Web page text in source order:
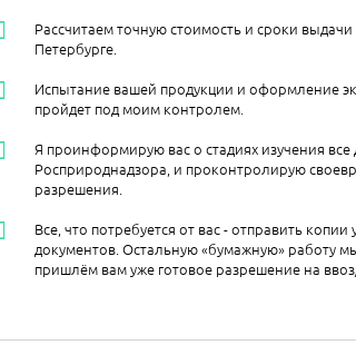
Рассчитаем точную стоимость и сроки
Петербурге.
Испытание вашей продукции и оформление
пройдет под моим контролем.
Я проинформирую вас о стадиях изучения
Росприроднадзора, и проконтролирую
разрешения.
Все, что потребуется от вас - отправить
документов. Остальную «бумажную» работу
пришлём вам уже готовое разрешение на